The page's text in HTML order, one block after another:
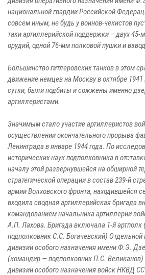
национальной гвардии Российской
совсем иным, не будь у воинов-чекистов
таки артиллерийской поддержки – двух 45-
орудий, одной 76-мм полковой пушки и
Большинство гитлеровских танков в этом
движение немцев на Москву в октябре 1941
сутки, были подбиты и сожжены именно
артиллеристами.
Значимым стало участие артиллеристов
осуществлении окончательного прорыва
Ленинграда в январе 1944 года. По
исторических наук подполковника в
началу этой развернувшейся на обширной
стратегической операции в состав 239-й
армии Волховского фронта, находившейся
входила сводная артиллерийская бригада
командованием начальника артиллерии
А.П. Лахова. Бригада включала 1-й
подполковник C.C. Богачевский)
дивизии особого назначения имени Ф.Э.
(командир — подполковник П.С. Великанов)
дивизии особого назначения войск НКВД